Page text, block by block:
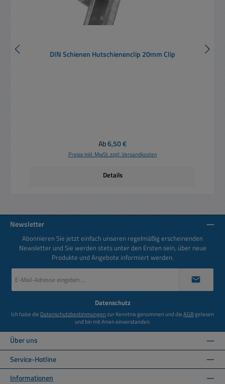
DIN Schienen Hutschienenclip 20mm Clip
Regulärer Preis:
Ab6,50 €
Preise inkl. MwSt. zzgl. Versandkosten
Details
Newsletter
Abonnieren Sie jetzt einfach unseren regelmäßig erscheinenden
Newsletter und Sie werden stets unter den Ersten sein, über neue
Produkte und Angebote informiert werden.
Mail-
Datenschutz
Ich habe die Datenschutzbestimmungenzur Kenntnis genommen und dieAGBgelesen
und bin mit ihnen einverstanden.
Über uns
Service-Hotline
Informationen